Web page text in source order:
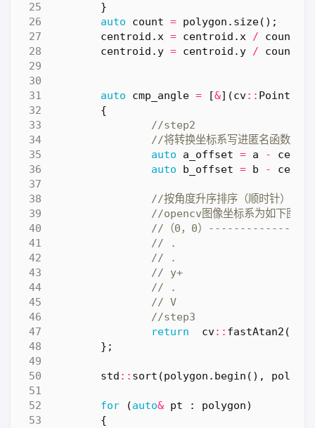
}
auto
count = polygon . size();
centroid .x = centroid .x / count
centroid . y = centroid . y / count
auto cmp_angle = [&](cv:: Point2f
{
auto
a_offset = a -
auto
b_offset = b -
return
cv:: fastAtan2 (
};
std :: sort (polygon . begin (),
for (auto& pt : polygon)
{